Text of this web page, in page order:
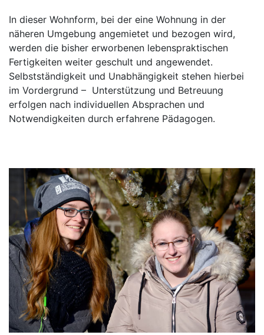
In dieser Wohnform, bei der eine Wohnung in der
näheren Umgebung angemietet und bezogen wird,
werden die bisher erworbenen lebenspraktischen
Fertigkeiten weiter geschult und angewendet.
Selbstständigkeit und Unabhängigkeit stehen hierbei
im Vordergrund – Unterstützung und Betreuung
erfolgen nach individuellen Absprachen und
Notwendigkeiten durch erfahrene Pädagogen.